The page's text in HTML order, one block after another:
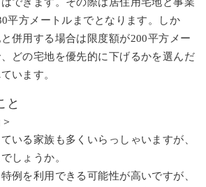
平方メートルまでとなります。しか
併用する場合は限度額が200平方メー
、どの宅地を優先的に下げるかを選んだ
います。
と
いる家族も多くいらっしゃいますが、
しょうか。
例を利用できる可能性が高いですが、